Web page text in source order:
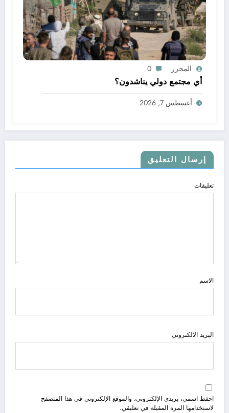
المحرر 0
أي مجتمع دولي يناشدون؟
أغسطس 7, 2026
إرسال التعليق
تعليقات
الاسم
البريد الالكتروني
احفظ اسمي، بريدي الإلكتروني، والموقع الإلكتروني في هذا المتصفح
لاستخدامها المرة المقبلة في تعليقي.